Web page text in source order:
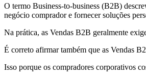
O termo Business-to-business (B2B)
negócio comprador e fornecer soluções
Na prática, as Vendas B2B geralmente
É correto afirmar também que as Vendas
Isso porque os compradores corporativos